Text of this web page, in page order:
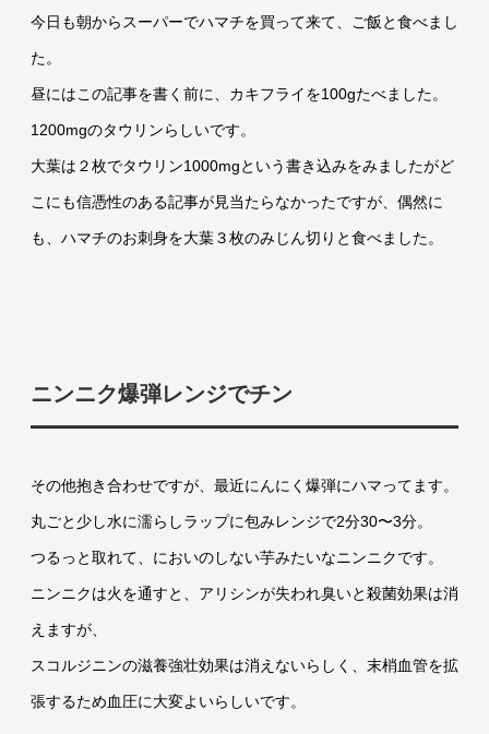
今日も朝からスーパーでハマチを買って来て、ご飯と食べまし
た。
昼にはこの記事を書く前に、カキフライを100gたべました。
1200mgのタウリンらしいです。
大葉は２枚でタウリン1000mgという書き込みをみましたがど
こにも信憑性のある記事が見当たらなかったですが、偶然に
も、ハマチのお刺身を大葉３枚のみじん切りと食べました。
ニンニク爆弾レンジでチン
その他抱き合わせですが、最近にんにく爆弾にハマってます。
丸ごと少し水に濡らしラップに包みレンジで2分30〜3分。
つるっと取れて、においのしない芋みたいなニンニクです。
ニンニクは火を通すと、アリシンが失われ臭いと殺菌効果は消
えますが、
スコルジニンの滋養強壮効果は消えないらしく、末梢血管を拡
張するため血圧に大変よいらしいです。